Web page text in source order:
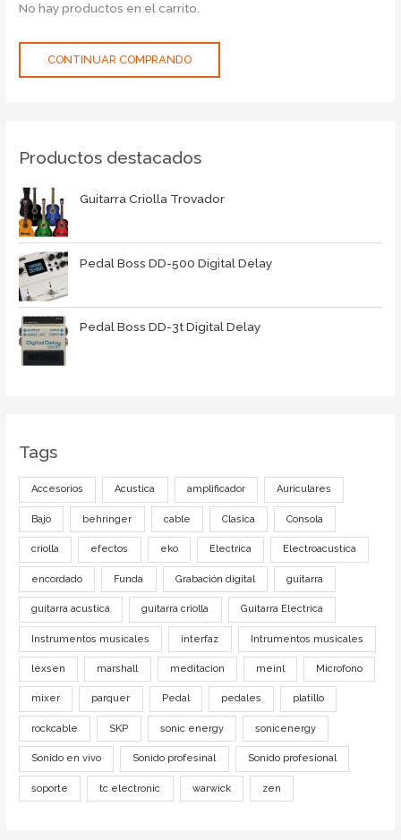
No hay productos en el carrito.
CONTINUAR COMPRANDO
Productos destacados
Guitarra Criolla Trovador
Pedal Boss DD-500 Digital Delay
Pedal Boss DD-3t Digital Delay
Tags
Accesorios Acustica amplificador Auriculares
Bajo behringer cable Clasica Consola
criolla efectos eko Electrica Electroacustica
encordado Funda Grabación digital guitarra
guitarra acustica guitarra criolla Guitarra Electrica
Instrumentos musicales interfaz Intrumentos musicales
lexsen marshall meditacion meinl Microfono
mixer parquer Pedal pedales platillo
rockcable SKP sonic energy sonicenergy
Sonido en vivo Sonido profesinal Sonido profesional
soporte tc electronic warwick zen